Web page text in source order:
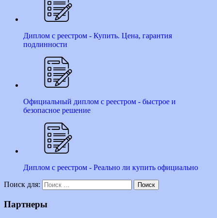
Диплом с реестром - Купить. Цена, гарантия
подлинности
Официальный диплом с реестром - быстрое и
безопасное решение
Диплом с реестром - Реально ли купить официально
Поиск для: Поиск
Партнеры